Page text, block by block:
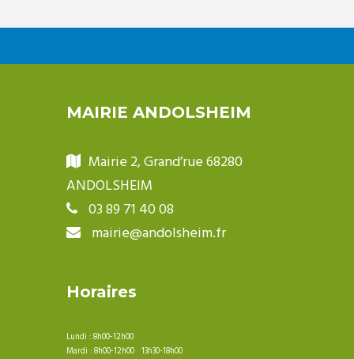
MAIRIE ANDOLSHEIM
Mairie 2, Grand’rue 68280
ANDOLSHEIM
03 89 71 40 08
mairie@andolsheim.fr
Horaires
Lundi : 8h00-12h00
Mardi : 8h00-12h00 13h30-18h00